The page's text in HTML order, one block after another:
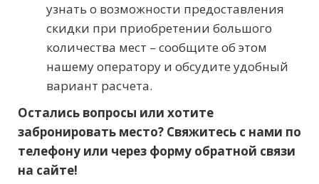
узнать о возможности предоставления
скидки при приобретении большого
количества мест – сообщите об этом
нашему оператору и обсудите удобный
вариант расчета.
Остались вопросы или хотите
забронировать место? Свяжитесь с нами по
телефону или через форму обратной связи
на сайте!